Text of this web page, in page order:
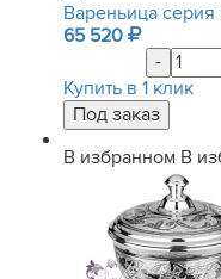
Вареньица серия
65 520
-
Купить в 1 клик
В избранном В